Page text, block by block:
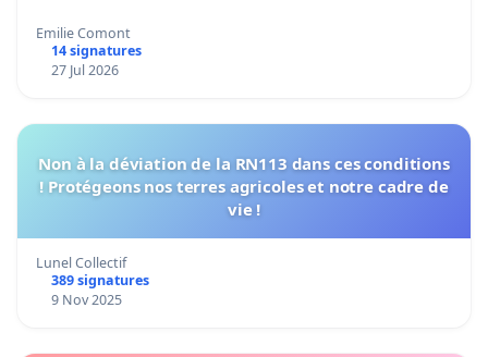
Emilie Comont
14 signatures
27 Jul 2026
Non à la déviation de la RN113 dans ces conditions
! Protégeons nos terres agricoles et notre cadre de
vie !
Lunel Collectif
389 signatures
9 Nov 2025